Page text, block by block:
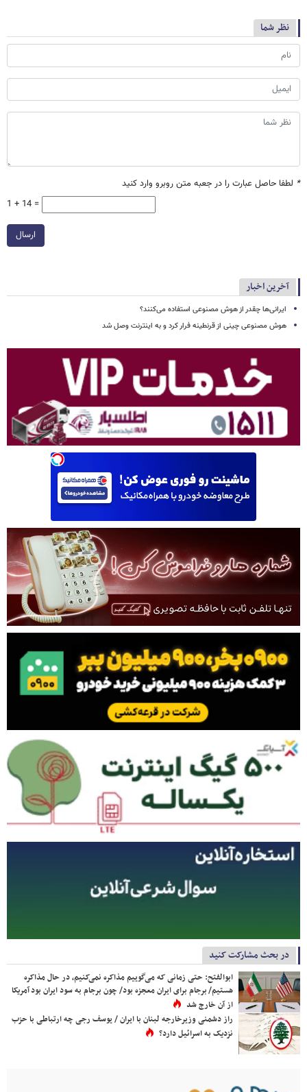
نظر شما
* لطفا حاصل عبارت را در جعبه متن روبرو وارد کنید
1 + 14 =
ارسال
آخرین اخبار
ایرانی‌ها چقدر از هوش مصنوعی استفاده می‌کنند؟
هوش مصنوعی چینی از قرنطینه فرار کرد و به اینترنت وصل شد
در بحث مشارکت کنید
ابوالفتح: حتی زمانی که می‌گوییم مذاکره نمی‌کنیم، در حال مذاکره
هستیم/ برجام برای ایران معجزه بود/ چون برجام به سود ایران بود آمریکا
از آن خارج شد
راز دشمنی وزیرخارجه لبنان با ایران / یوسف رجی چه ارتباطی با حزب
نزدیک به اسرائیل دارد؟